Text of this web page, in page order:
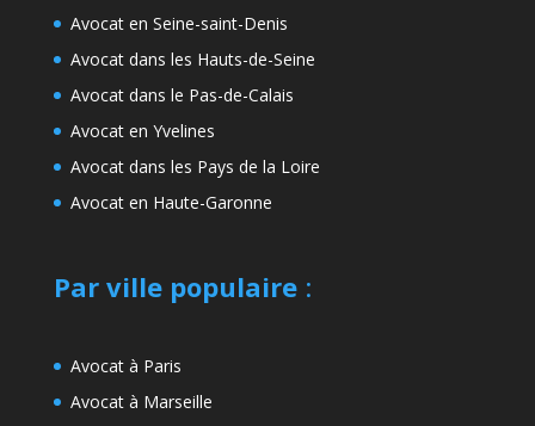
Avocat en Seine-saint-Denis
Avocat dans les Hauts-de-Seine
Avocat dans le Pas-de-Calais
Avocat en Yvelines
Avocat dans les Pays de la Loire
Avocat en Haute-Garonne
Par ville populaire:
Avocat à Paris
Avocat à Marseille